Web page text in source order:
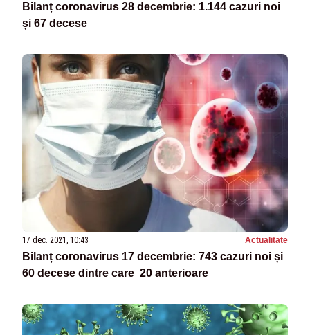
Bilanț coronavirus 28 decembrie: 1.144 cazuri noi
și 67 decese
17 dec. 2021, 10:43 Actualitate
Bilanț coronavirus 17 decembrie: 743 cazuri noi și
60 decese dintre care 20 anterioare